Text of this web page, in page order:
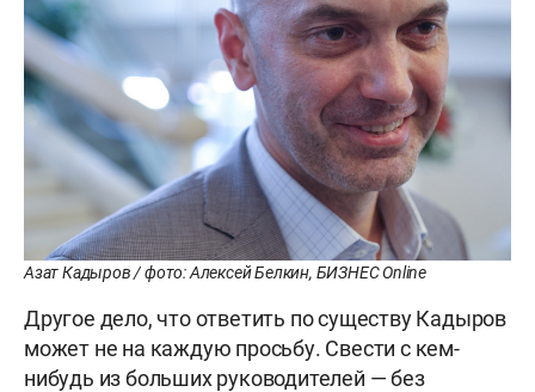
Азат Кадыров / фото: Алексей Белкин, БИЗНЕС Online
Другое дело, что ответить по существу Кадыров
может не на каждую просьбу. Свести с кем-
нибудь из больших руководителей — без